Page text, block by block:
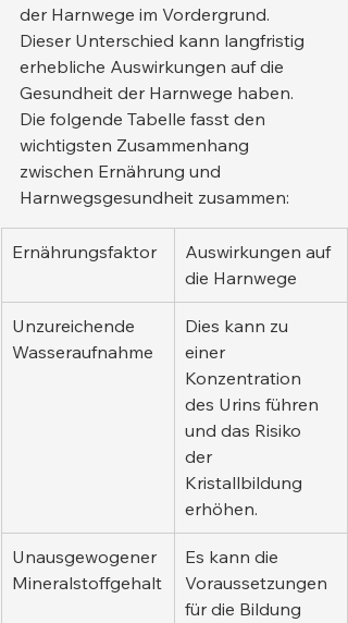
der Harnwege im Vordergrund.
Dieser Unterschied kann langfristig
erhebliche Auswirkungen auf die
Gesundheit der Harnwege haben.
Die folgende Tabelle fasst den
wichtigsten Zusammenhang
zwischen Ernährung und
Harnwegsgesundheit zusammen:
Ernährungsfaktor
Auswirkungen auf
die Harnwege
Unzureichende
Wasseraufnahme
Dies kann zu
einer
Konzentration
des Urins führen
und das Risiko
der
Kristallbildung
erhöhen.
Unausgewogener
Mineralstoffgehalt
Es kann die
Voraussetzungen
für die Bildung